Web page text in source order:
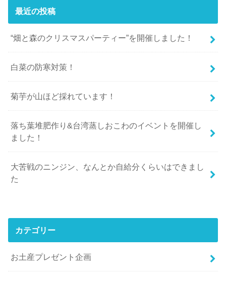
最近の投稿
“畑と森のクリスマスパーティー”を開催しました！
白菜の防寒対策！
菊芋が山ほど採れています！
落ち葉堆肥作り&台湾蒸しおこわのイベントを開催し
ました！
大苦戦のニンジン、なんとか自給分くらいはできまし
た
カテゴリー
お土産プレゼント企画